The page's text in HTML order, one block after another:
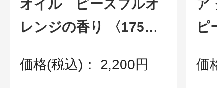
よくあるご質問
オイル ピースフルオ
レンジの香り 〈175mL
ボトル）
価格(税込)： 2,200円
ア
ピ
在
価